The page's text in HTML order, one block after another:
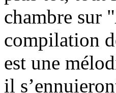
chambre sur "
compilation
est une
il